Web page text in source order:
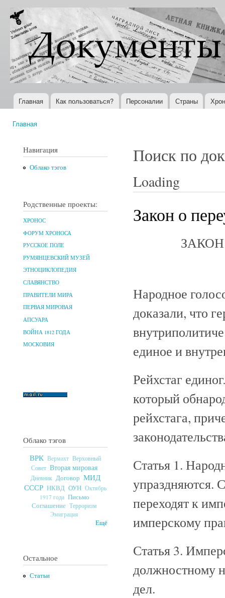
Документы
XX века
Всемирная
история в
Интернете
Главное меню
Главная Как пользоваться? Персоналии Страны
Главная
Навигация
Облако тэгов
Родственные проекты:
ХРОНОС
ФОРУМ ХРОНОСА
РУССКОЕ ПОЛЕ
РУМЯНЦЕВСКИЙ МУЗЕЙ
ЭТНОЦИКЛОПЕДИЯ
СЛАВЯНСТВО
ПРАВИТЕЛИ МИРА
ПЕРВАЯ МИРОВАЯ
АПСУАРА
ВОЙНА 1812 ГОДА
МОСКОВИЯ
Облако тэгов
ВРК Вермахт Верховный
Совет Вторая мировая
Дневник Договор МИД
СССР НКВД ОУН Октябрь
1917 года Письмо
Соглашение Терроризм
Эмиграция
Ещё
Остальное
Статьи
Поиск по
Loading
Закон о
Народное
доказали, что
единое и
Рейхстаг
который
рейхстага,
Статья 1.
упраздняются.
переходят к
имперскому
Статья 3.
должностному
дел.